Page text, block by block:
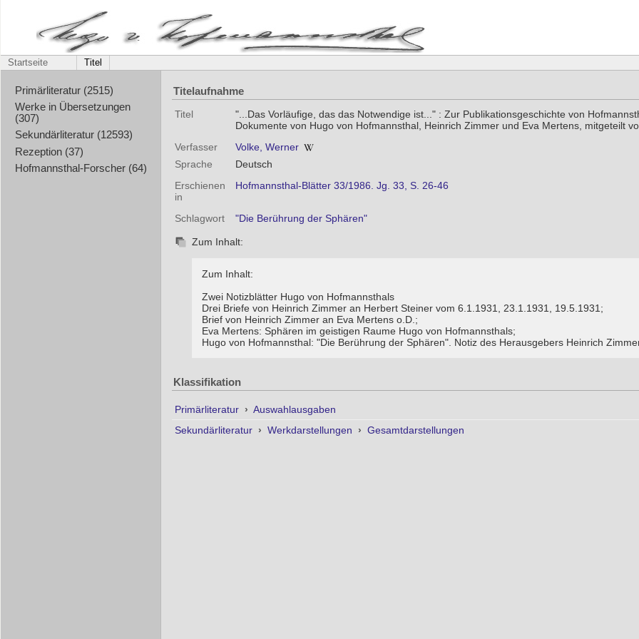
Startseite Titel
Primärliteratur (2515)
Werke in Übersetzungen
(307)
Sekundärliteratur (12593)
Rezeption (37)
Hofmannsthal-Forscher (64)
Titelaufnahme
Titel
"...Das Vorläufige, das das Notwendige ist..." : Zur Publikationsgeschichte von
Dokumente von Hugo von Hofmannsthal, Heinrich Zimmer und Eva Mertens, mitgeteilt
Verfasser
Volke, Werner
Sprache
Deutsch
Erschienen
in
Hofmannsthal-Blätter 33/1986. Jg. 33, S. 26-46
Schlagwort "Die Berührung der Sphären"
Zum Inhalt:
Zum Inhalt:
Zwei Notizblätter Hugo von Hofmannsthals
Drei Briefe von Heinrich Zimmer an Herbert Steiner vom 6.1.1931, 23.1.1931, 19.5.1931;
Brief von Heinrich Zimmer an Eva Mertens o.D.;
Eva Mertens: Sphären im geistigen Raume Hugo von Hofmannsthals;
Hugo von Hofmannsthal: "Die Berührung der Sphären". Notiz des Herausgebers Heinrich
Klassifikation
Primärliteratur › Auswahlausgaben
Sekundärliteratur › Werkdarstellungen › Gesamtdarstellungen